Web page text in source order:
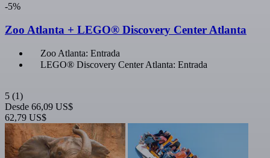
-5%
Zoo Atlanta + LEGO® Discovery Center Atlanta
Zoo Atlanta: Entrada
LEGO® Discovery Center Atlanta: Entrada
5 (1)
Desde 66,09 US$
62,79 US$